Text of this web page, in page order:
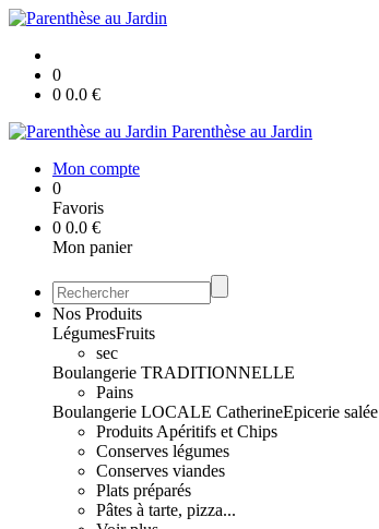
0
0 0.0 €
Parenthèse au Jardin
Mon compte
0
Favoris
0 0.0 €
Mon panier
Nos Produits
LégumesFruits
sec
Boulangerie TRADITIONNELLE
Pains
Boulangerie LOCALE CatherineEpicerie salée
Produits Apéritifs et Chips
Conserves légumes
Conserves viandes
Plats préparés
Pâtes à tarte, pizza...